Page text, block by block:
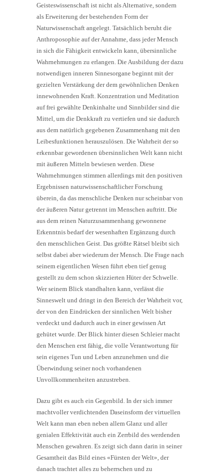
Geisteswissenschaft ist nicht als Alternative, sondern
als Erweiterung der bestehenden Form der
Naturwissenschaft angelegt. Tatsächlich beruht die
Anthroposophie auf der Annahme, dass jeder Mensch
in sich die Fähigkeit entwickeln kann, übersinnliche
Wahrnehmungen zu erlangen. Die Ausbildung der dazu
notwendigen inneren Sinnesorgane beginnt mit der
gezielten Verstärkung der dem gewöhnlichen Denken
innewohnenden Kraft. Konzentration und Meditation
auf frei gewählte Denkinhalte und Sinnbilder sind die
Mittel, um die Denkkraft zu vertiefen und sie dadurch
aus dem natürlich gegebenen Zusammenhang mit den
Leibesfunktionen herauszulösen. Die Wahrheit der so
erkennbar gewordenen übersinnlichen Welt kann nicht
mit äußeren Mitteln bewiesen werden. Diese
Wahrnehmungen stimmen allerdings mit den positiven
Ergebnissen naturwissenschaftlicher Forschung
überein, da das menschliche Denken nur scheinbar von
der äußeren Natur getrennt im Menschen auftritt. Die
aus dem reinen Naturzusammenhang gewonnene
Erkenntnis bedarf der wesenhaften Ergänzung durch
den menschlichen Geist. Das größte Rätsel bleibt sich
selbst dabei aber wiederum der Mensch. Die Frage nach
seinem eigentlichen Wesen führt eben tief genug
gestellt zu dem schon skizzierten Hüter der Schwelle.
Wer seinem Blick standhalten kann, verlässt die
Sinneswelt und dringt in den Bereich der Wahrheit vor,
der von den Eindrücken der sinnlichen Welt bisher
verdeckt und dadurch auch in einer gewissen Art
gehütet wurde. Der Blick hinter diesen Schleier macht
den Menschen erst fähig, die volle Verantwortung für
sein eigenes Tun und Leben anzunehmen und die
Überwindung seiner noch vorhandenen
Unvollkommenheiten anzustreben.
Dazu gibt es auch ein Gegenbild. In der sich immer
machtvoller verdichtenden Daseinsform der virtuellen
Welt kann man eben neben allem Glanz und aller
genialen Effektivität auch ein Zerrbild des werdenden
Menschen gewahren. Es zeigt sich dann darin in seiner
Gesamtheit das Bild eines «Fürsten der Welt», der
danach trachtet alles zu beherrschen und zu